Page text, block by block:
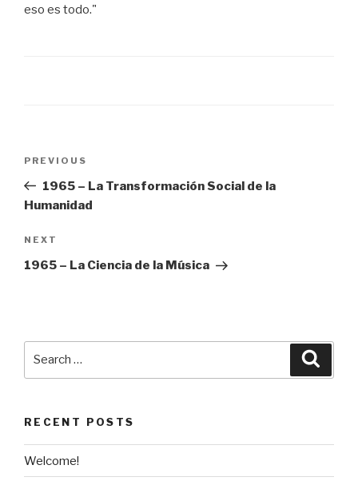
eso es todo."
Previous
Post
PREVIOUS
1965 – La Transformación Social de la
Humanidad
Next
Post
NEXT
1965 – La Ciencia de la Música
RECENT POSTS
Welcome!